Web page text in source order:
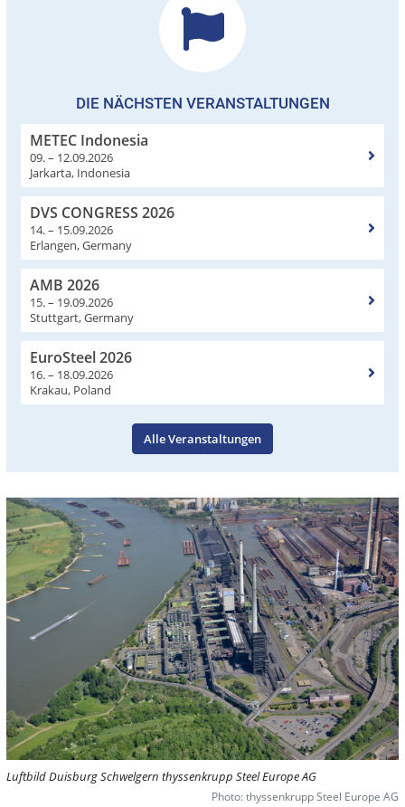
DIE NÄCHSTEN VERANSTALTUNGEN
METEC Indonesia
09. – 12.09.2026
Jarkarta, Indonesia
DVS CONGRESS 2026
14. – 15.09.2026
Erlangen, Germany
AMB 2026
15. – 19.09.2026
Stuttgart, Germany
EuroSteel 2026
16. – 18.09.2026
Krakau, Poland
Alle Veranstaltungen
Luftbild Duisburg Schwelgern thyssenkrupp Steel Europe AG
Photo: thyssenkrupp Steel Europe AG